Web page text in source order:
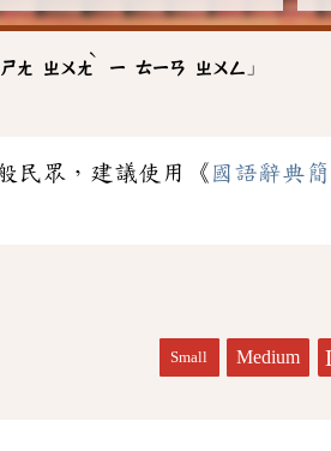
ㄤ ㄓㄨㄤ
ˋ
ㄧ ㄊㄧㄢ ㄓㄨㄥ 」
民眾，建議使用《 國語辭典
Small Medium